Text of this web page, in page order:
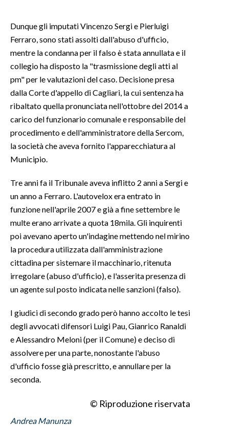
SARDI NEL MONDO
NOTIZIE
EVENTI
#CARAUNIONE
3 MINUTI CON
INSULARITÀ
ANNUNCI
SPIAGGE
STORE
Dunque gli imputati Vincenzo Sergi e Pierluigi
Ferraro, sono stati assolti dall'abuso d'ufficio,
mentre la condanna per il falso è stata annullata e il
collegio ha disposto la "trasmissione degli atti al
pm" per le valutazioni del caso. Decisione presa
dalla Corte d'appello di Cagliari, la cui sentenza ha
ribaltato quella pronunciata nell'ottobre del 2014 a
carico del funzionario comunale e responsabile del
procedimento e dell'amministratore della Sercom,
la società che aveva fornito l'apparecchiatura al
Municipio.
Tre anni fa il Tribunale aveva inflitto 2 anni a Sergi e
un anno a Ferraro. L'autovelox era entrato in
funzione nell'aprile 2007 e già a fine settembre le
multe erano arrivate a quota 18mila. Gli inquirenti
poi avevano aperto un'indagine mettendo nel mirino
la procedura utilizzata dall'amministrazione
cittadina per sistemare il macchinario, ritenuta
irregolare (abuso d'ufficio), e l'asserita presenza di
un agente sul posto indicata nelle sanzioni (falso).
I giudici di secondo grado però hanno accolto le tesi
degli avvocati difensori Luigi Pau, Gianrico Ranaldi
e Alessandro Meloni (per il Comune) e deciso di
assolvere per una parte, nonostante l'abuso
d'ufficio fosse già prescritto, e annullare per la
seconda.
© Riproduzione riservata
Andrea Manunza